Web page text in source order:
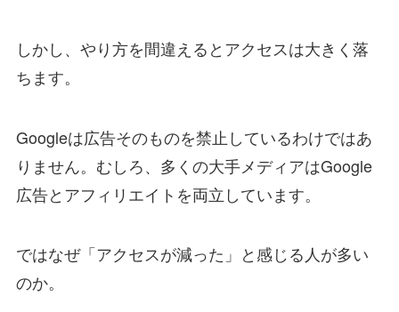
しかし、やり方を間違えるとアクセスは大きく落
ちます。
Googleは広告そのものを禁止しているわけではあ
りません。むしろ、多くの大手メディアはGoogle
広告とアフィリエイトを両立しています。
ではなぜ「アクセスが減った」と感じる人が多い
のか。